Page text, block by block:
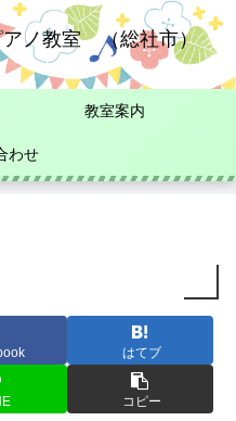
ノ教室 （総社市）
教室案内
わせ
はてブ
コピー